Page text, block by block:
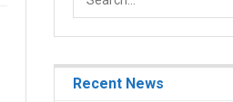
Recent News